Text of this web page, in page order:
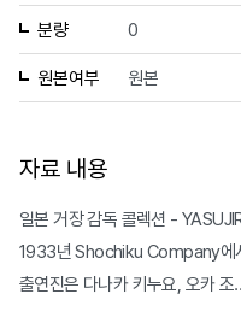
분량 0
원본여부 원본
자료 내용
일본 거장 감독 콜렉션 -
1933년 Shochiku Company에
출연진은 다나카 키누요, 오카 조